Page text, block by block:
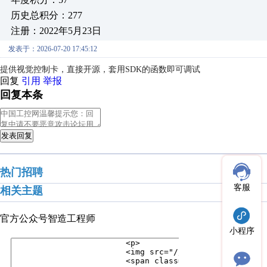
历史总积分：277
注册：2022年5月23日
发表于：2026-07-20 17:45:12
提供视觉控制卡，直接开源，套用SDK的函数即可调试
回复 引用 举报
回复本条
发表回复
热门招聘
相关主题
官方公众号智造工程师
客服
小程序